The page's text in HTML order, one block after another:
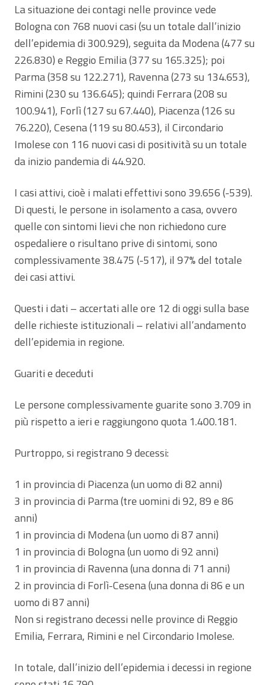
La situazione dei contagi nelle province vede
Bologna con 768 nuovi casi (su un totale dall’inizio
dell’epidemia di 300.929), seguita da Modena (477 su
226.830) e Reggio Emilia (377 su 165.325); poi
Parma (358 su 122.271), Ravenna (273 su 134.653),
Rimini (230 su 136.645); quindi Ferrara (208 su
100.941), Forlì (127 su 67.440), Piacenza (126 su
76.220), Cesena (119 su 80.453), il Circondario
Imolese con 116 nuovi casi di positività su un totale
da inizio pandemia di 44.920.
I casi attivi, cioè i malati effettivi sono 39.656 (-539).
Di questi, le persone in isolamento a casa, ovvero
quelle con sintomi lievi che non richiedono cure
ospedaliere o risultano prive di sintomi, sono
complessivamente 38.475 (-517), il 97% del totale
dei casi attivi.
Questi i dati – accertati alle ore 12 di oggi sulla base
delle richieste istituzionali – relativi all’andamento
dell’epidemia in regione.
Guariti e deceduti
Le persone complessivamente guarite sono 3.709 in
più rispetto a ieri e raggiungono quota 1.400.181.
Purtroppo, si registrano 9 decessi:
1 in provincia di Piacenza (un uomo di 82 anni)
3 in provincia di Parma (tre uomini di 92, 89 e 86
anni)
1 in provincia di Modena (un uomo di 87 anni)
1 in provincia di Bologna (un uomo di 92 anni)
1 in provincia di Ravenna (una donna di 71 anni)
2 in provincia di Forlì-Cesena (una donna di 86 e un
uomo di 87 anni)
Non si registrano decessi nelle province di Reggio
Emilia, Ferrara, Rimini e nel Circondario Imolese.
In totale, dall’inizio dell’epidemia i decessi in regione